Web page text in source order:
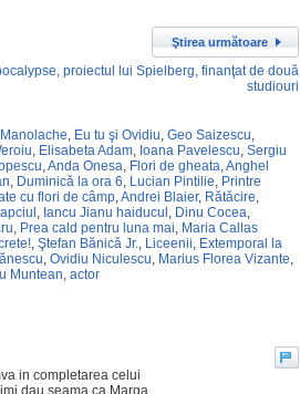
Ştirea următoare
proiectul lui Spielberg, finanţat de două
studiouri
, Eu tu şi Ovidiu, Geo Saizescu,
, Elisabeta Adam, Ioana Pavelescu, Sergiu
,Anda Onesa, Flori de gheata,Anghel
, Duminică la ora 6, Lucian Pintilie, Printre
cu flori de câmp,Andrei Blaier, Rătăcire,
, Iancu Jianu haiducul , Dinu Cocea,
, Prea cald pentru luna mai, Maria Callas
, Ştefan Bănică Jr., Liceenii, Extemporal la
, Ovidiu Niculescu, Marius Florea Vizante,
Muntean, actor
in completarea celui
dau seama ca Marga